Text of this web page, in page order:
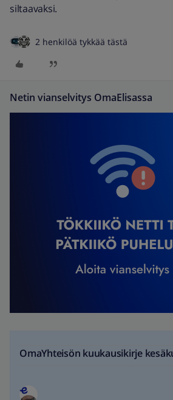
siltaavaksi.
2 henkilöä tykkää tästä
Netin vianselvitys OmaElisassa
OmaYhteisön kuukausikirje